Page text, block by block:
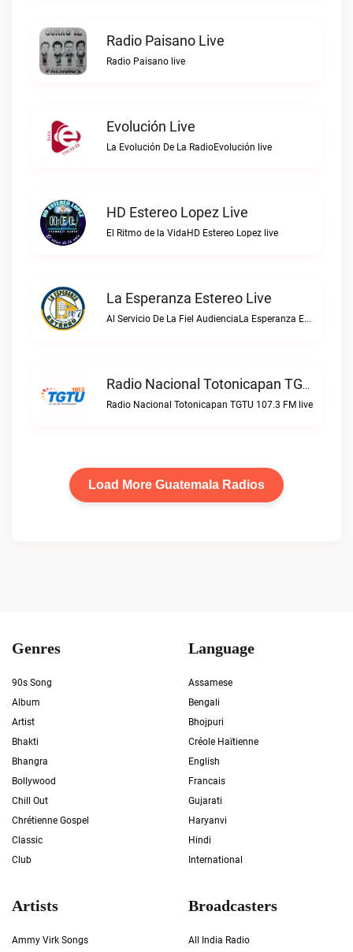
Radio Paisano Live
Radio Paisano live
Evolución Live
La Evolución De La RadioEvolución live
HD Estereo Lopez Live
El Ritmo de la VidaHD Estereo Lopez live
La Esperanza Estereo Live
Al Servicio De La Fiel AudienciaLa Esperanza Estereo live
Radio Nacional Totonicapan TGTU 107.3 FM Live
Radio Nacional Totonicapan TGTU 107.3 FM live
Load More Guatemala Radios
Genres
90s Song
Album
Artist
Bhakti
Bhangra
Bollywood
Chill Out
Chrétienne Gospel
Classic
Club
Language
Assamese
Bengali
Bhojpuri
Créole Haïtienne
English
Francais
Gujarati
Haryanvi
Hindi
International
Artists
Ammy Virk Songs
Broadcasters
All India Radio